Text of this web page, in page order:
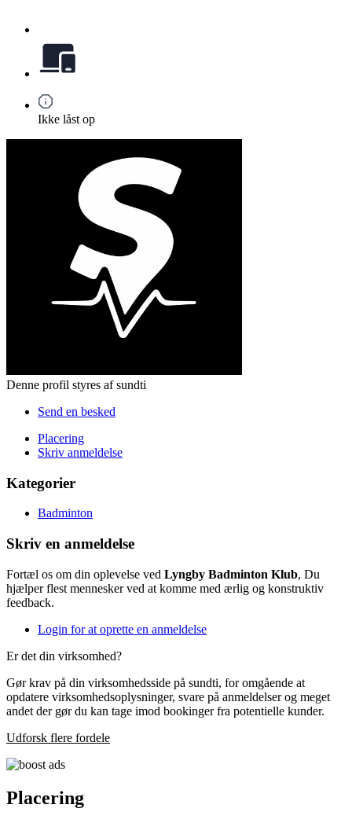
Ikke låst op
Denne profil styres af sundti
Send en besked
Placering
Skriv anmeldelse
Kategorier
Badminton
Skriv en anmeldelse
Fortæl os om din oplevelse ved Lyngby Badminton Klub, Du
hjælper flest mennesker ved at komme med ærlig og konstruktiv
feedback.
Login for at oprette en anmeldelse
Er det din virksomhed?
Gør krav på din virksomhedsside på sundti, for omgående at
opdatere virksomhedsoplysninger, svare på anmeldelser og meget
andet der gør du kan tage imod bookinger fra potentielle kunder.
Udforsk flere fordele
Placering